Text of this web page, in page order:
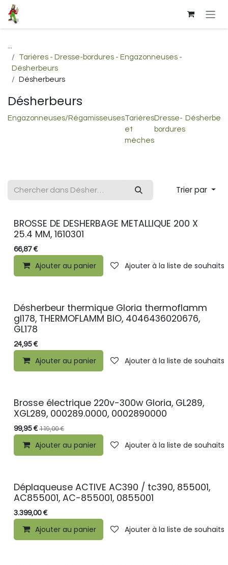
Se rendre au contenu
...
Tarières - Dresse-bordures - Engazonneuses -
Désherbeurs
Désherbeurs
Désherbeurs
Engazonneuses/RégamisseusesTarières
et
mèches
Dresse-
bordures
Trier par
BROSSE DE DESHERBAGE METALLIQUE 200 X
25.4 MM, 1610301
66,87€
Ajouter au panier Ajouter à la liste de souhaits
Désherbeur thermique Gloria thermoflamm
gl178, THERMOFLAMM BIO, 4046436020676,
GL178
24,95€
Ajouter au panier Ajouter à la liste de souhaits
Brosse électrique 220v-300w Gloria, GL289,
XGL289, 000289.0000, 0002890000
99,95€ 119,00€
Ajouter au panier Ajouter à la liste de souhaits
Déplaqueuse ACTIVE AC390 / tc390, 855001,
AC855001, AC-855001, 0855001
3.399,00€
Ajouter au panier Ajouter à la liste de souhaits